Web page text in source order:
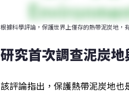
根據科學評論，保護世界上僅存的熱帶泥炭地，
研究首次調查泥炭
該評論指出，保護熱帶泥炭地